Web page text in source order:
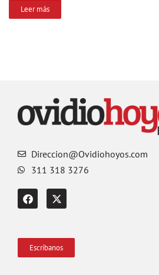
Leer más
Direccion@Ovidiohoyos.com
311 318 3276
Escríbanos